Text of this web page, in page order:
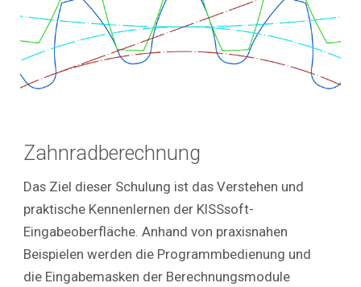
Zahnradberechnung
Das Ziel dieser Schulung ist das Verstehen und
praktische Kennenlernen der KISSsoft-
Eingabeoberfläche. Anhand von praxisnahen
Beispielen werden die Programmbedienung und
die Eingabemasken der Berechnungsmodule